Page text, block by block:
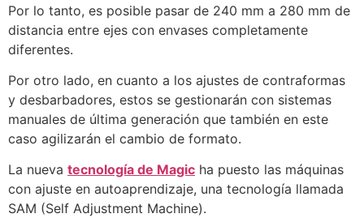
Por lo tanto, es posible pasar de 240 mm a 280 mm de
distancia entre ejes con envases completamente
diferentes.
Por otro lado, en cuanto a los ajustes de contraformas
y desbarbadores, estos se gestionarán con sistemas
manuales de última generación que también en este
caso agilizarán el cambio de formato.
La nueva tecnología de Magic ha puesto las máquinas
con ajuste en autoaprendizaje, una tecnología llamada
SAM (Self Adjustment Machine).